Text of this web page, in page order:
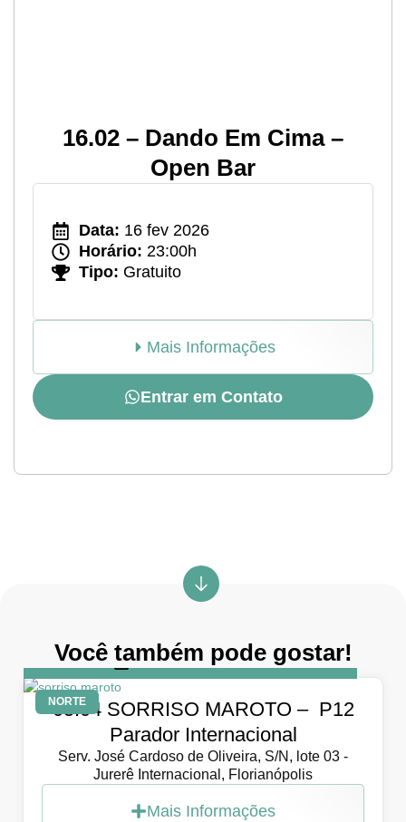
16.02 – Dando Em Cima –
Open Bar
Data: 16 fev 2026
Horário: 23:00h
Tipo: Gratuito
Mais Informações
Entrar em Contato
Você também pode gostar!
NORTE
DIA5 de abril de 2026
05.04 SORRISO MAROTO – P12
Parador Internacional
Serv. José Cardoso de Oliveira, S/N, lote 03 -
Jurerê Internacional, Florianópolis
Mais Informações